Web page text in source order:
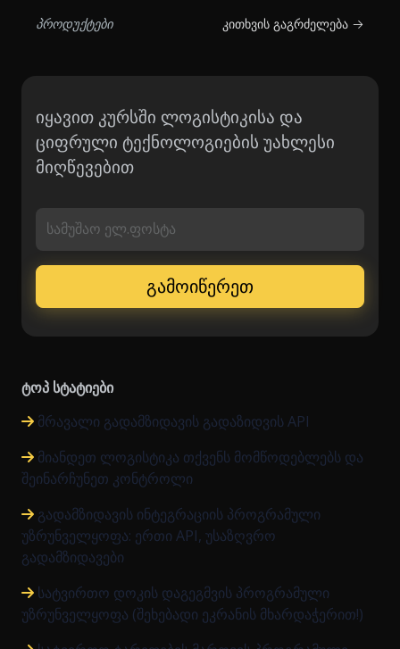
პროდუქტები კითხვის გაგრძელება →
იყავით კურსში ლოგისტიკისა და
ციფრული ტექნოლოგიების უახლესი
მიღწევებით
სამუშაო ელ.ფოსტა
ტოპ სტატიები
მრავალი გადამზიდავის გადაზიდვის API
მიანდეთ ლოგისტიკა თქვენს მომწოდებლებს და
შეინარჩუნეთ კონტროლი
გადამზიდავის ინტეგრაციის პროგრამული
უზრუნველყოფა: ერთი API, უსაზღვრო
გადამზიდავები
სატვირთო დოკის დაგეგმვის პროგრამული
უზრუნველყოფა (შეხებადი ეკრანის მხარდაჭერით!)